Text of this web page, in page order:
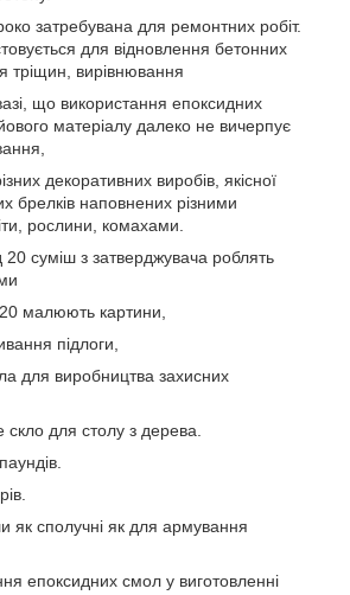
затребувана для ремонтних робіт.
для відновлення бетонних
тріщин, вирівнювання
що використання епоксидних
матеріалу далеко не вичерпує
декоративних виробів, якісної
брелків наповнених різними
рослини, комахами.
суміш з затверджувача роблять
малюють картини,
підлоги,
для виробництва захисних
скло для столу з дерева.
як сполучні як для армування
епоксидних смол у виготовленні